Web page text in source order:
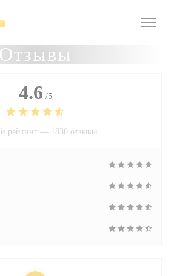
4.6 /5
рейтинг — 1830 отзывы